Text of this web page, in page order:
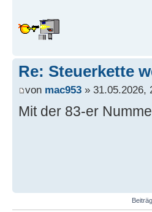
Re: Steuerkette
von mac953 » 31.05.2026,
Mit der 83-er